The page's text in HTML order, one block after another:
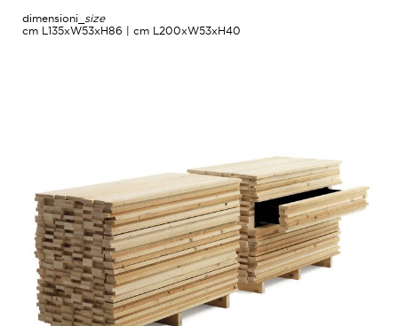
dimensioni_ size
cm L135xW53xH86 | cm L200xW53xH40